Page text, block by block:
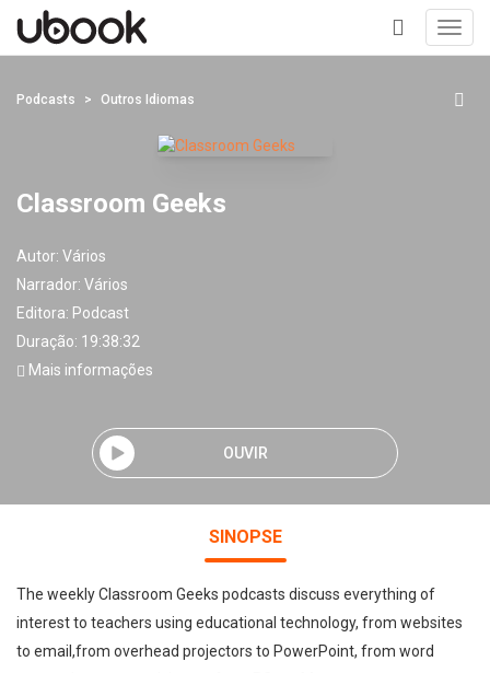
+
Podcasts Outros Idiomas
Classroom Geeks
Autor: Vários
Narrador: Vários
Editora: Podcast
Duração: 19:38:32
Mais informações
OUVIR
SINOPSE
The weekly Classroom Geeks podcasts discuss everything of
interest to teachers using educational technology, from websites
to email,from overhead projectors to PowerPoint, from word